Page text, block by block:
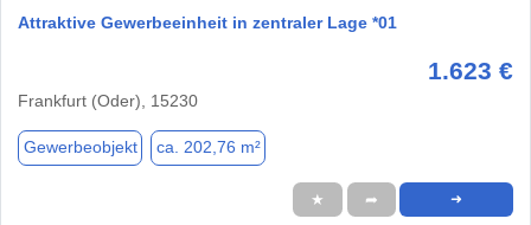
Attraktive Gewerbeeinheit in zentraler Lage *01
1.623 €
Frankfurt (Oder), 15230
Gewerbeobjekt ca. 202,76 m²
★ ➦ ➜